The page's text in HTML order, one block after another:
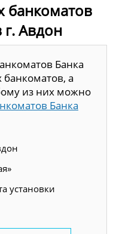
банкоматов
г. Авдон
Банка
а
из них можно
Банка
установки